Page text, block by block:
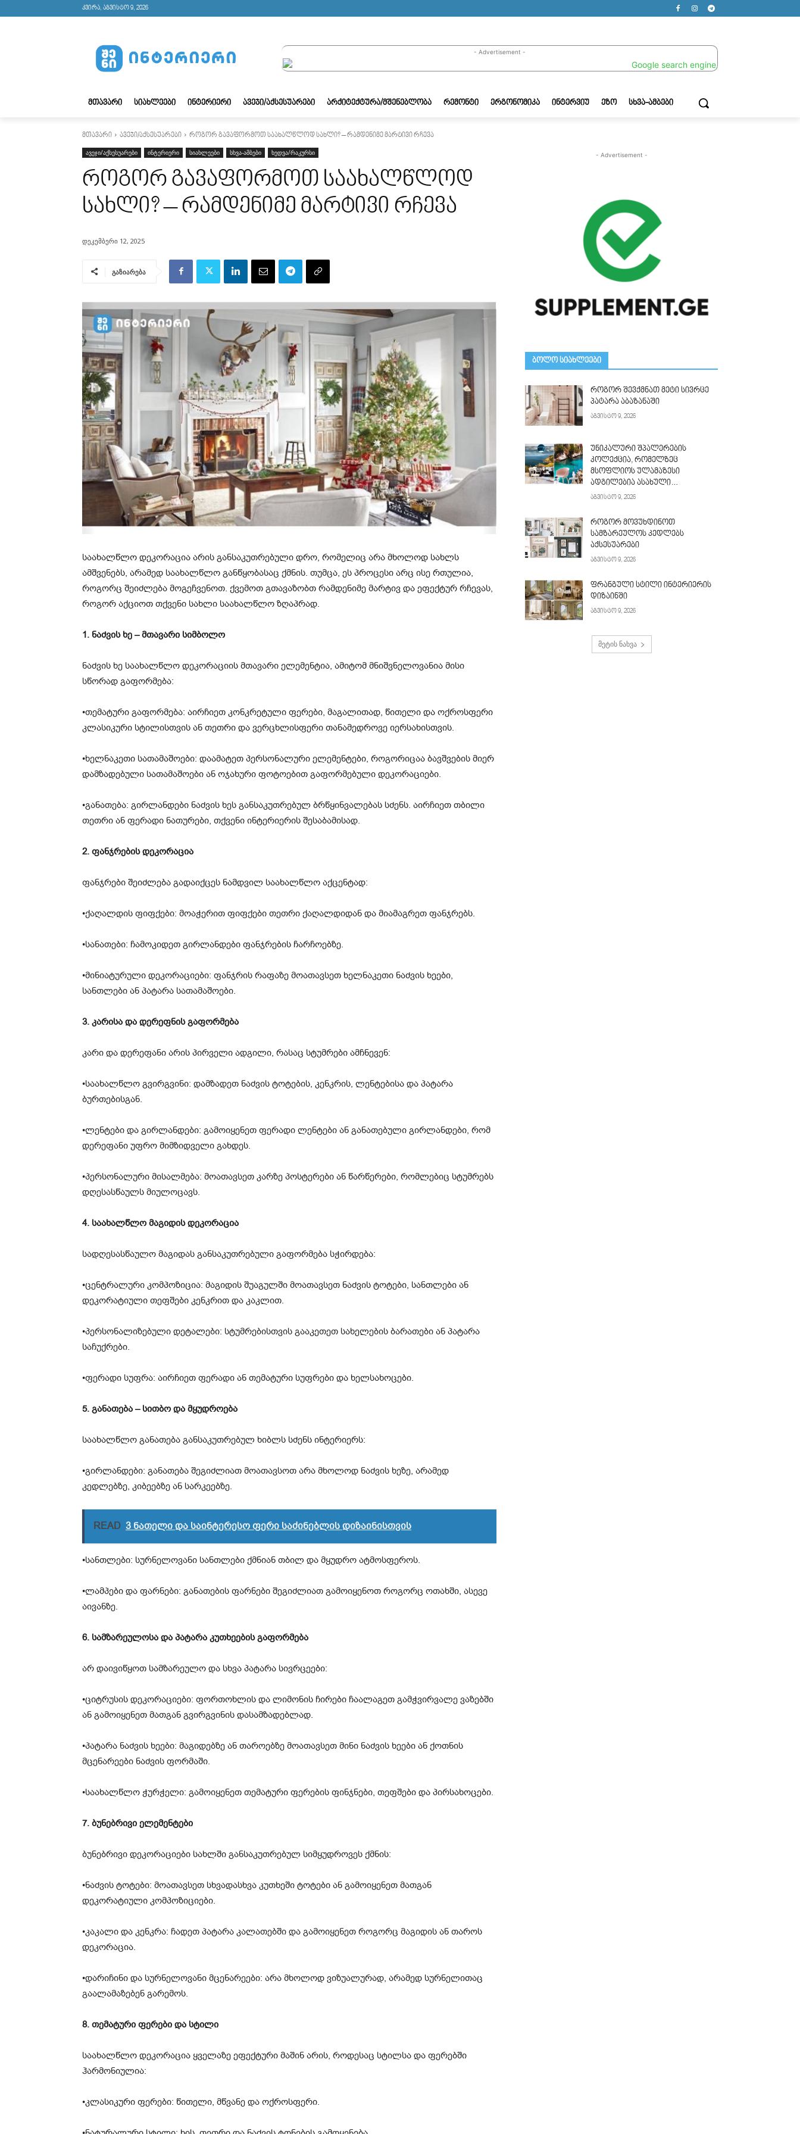
კვირა, აგვისტო 9, 2026
- Advertisement -
ᲛᲗᲐᲕᲐᲠᲘ ᲡᲘᲐᲮᲚᲔᲔᲑᲘ ᲘᲜᲢᲔᲠᲘᲔᲠᲘ ᲐᲕᲔᲯᲘ/ᲐᲥᲡᲔᲡᲣᲐᲠᲔᲑᲘ ᲐᲠᲥᲘᲢᲔᲥᲢᲣᲠᲐ/ᲛᲨᲔᲜᲔᲑᲚᲝᲑᲐ ᲠᲔᲛᲝᲜᲢᲘ ᲔᲠᲒᲝᲜᲝᲛᲘᲙᲐ ᲘᲜᲢᲔᲠᲕᲘᲣ ᲔᲖᲝ ᲡᲮᲕᲐ-ᲐᲛᲑᲔᲑᲘ
მთავარი ავეჯი/აქსესუარები როგორ გავაფორმოთ საახალწლოდ სახლი? – რამდენიმე მარტივი რჩევა
ავეჯი/აქსესუარები ინტერიერი სიახლეები სხვა-ამბები ხედვა/რაკურსი
როგორ გავაფორმოთ საახალწლოდ
სახლი? – რამდენიმე მარტივი რჩევა
დეკემბერი 12, 2025
გაზიარება
საახალწლო დეკორაცია არის განსაკუთრებული დრო, რომელიც არა მხოლოდ სახლს
ამშვენებს, არამედ საახალწლო განწყობასაც ქმნის. თუმცა, ეს პროცესი არც ისე რთულია,
როგორც შეიძლება მოგეჩვენოთ. ქვემოთ გთავაზობთ რამდენიმე მარტივ და ეფექტურ რჩევას,
როგორ აქციოთ თქვენი სახლი საახალწლო ზღაპრად.
1. ნაძვის ხე – მთავარი სიმბოლო
ნაძვის ხე საახალწლო დეკორაციის მთავარი ელემენტია, ამიტომ მნიშვნელოვანია მისი
სწორად გაფორმება:
•თემატური გაფორმება: აირჩიეთ კონკრეტული ფერები, მაგალითად, წითელი და ოქროსფერი
კლასიკური სტილისთვის ან თეთრი და ვერცხლისფერი თანამედროვე იერსახისთვის.
•ხელნაკეთი სათამაშოები: დაამატეთ პერსონალური ელემენტები, როგორიცაა ბავშვების მიერ
დამზადებული სათამაშოები ან ოჯახური ფოტოებით გაფორმებული დეკორაციები.
•განათება: გირლანდები ნაძვის ხეს განსაკუთრებულ ბრწყინვალებას სძენს. აირჩიეთ თბილი
თეთრი ან ფერადი ნათურები, თქვენი ინტერიერის შესაბამისად.
2. ფანჯრების დეკორაცია
ფანჯრები შეიძლება გადაიქცეს ნამდვილ საახალწლო აქცენტად:
•ქაღალდის ფიფქები: მოაჭერით ფიფქები თეთრი ქაღალდიდან და მიამაგრეთ ფანჯრებს.
•სანათები: ჩამოკიდეთ გირლანდები ფანჯრების ჩარჩოებზე.
•მინიატურული დეკორაციები: ფანჯრის რაფაზე მოათავსეთ ხელნაკეთი ნაძვის ხეები,
სანთლები ან პატარა სათამაშოები.
3. კარისა და დერეფნის გაფორმება
კარი და დერეფანი არის პირველი ადგილი, რასაც სტუმრები ამჩნევენ:
•საახალწლო გვირგვინი: დამზადეთ ნაძვის ტოტების, კენკრის, ლენტებისა და პატარა
ბურთებისგან.
•ლენტები და გირლანდები: გამოიყენეთ ფერადი ლენტები ან განათებული გირლანდები, რომ
დერეფანი უფრო მიმზიდველი გახდეს.
•პერსონალური მისალმება: მოათავსეთ კარზე პოსტერები ან წარწერები, რომლებიც სტუმრებს
დღესასწაულს მიულოცავს.
4. საახალწლო მაგიდის დეკორაცია
სადღესასწაულო მაგიდას განსაკუთრებული გაფორმება სჭირდება:
•ცენტრალური კომპოზიცია: მაგიდის შუაგულში მოათავსეთ ნაძვის ტოტები, სანთლები ან
დეკორატიული თეფშები კენკრით და კაკლით.
•პერსონალიზებული დეტალები: სტუმრებისთვის გააკეთეთ სახელების ბარათები ან პატარა
საჩუქრები.
•ფერადი სუფრა: აირჩიეთ ფერადი ან თემატური სუფრები და ხელსახოცები.
5. განათება – სითბო და მყუდროება
საახალწლო განათება განსაკუთრებულ ხიბლს სძენს ინტერიერს:
•გირლანდები: განათება შეგიძლიათ მოათავსოთ არა მხოლოდ ნაძვის ხეზე, არამედ
კედლებზე, კიბეებზე ან სარკეებზე.
READ 3 ნათელი და საინტერესო ფერი საძინებლის დიზაინისთვის
•სანთლები: სურნელოვანი სანთლები ქმნიან თბილ და მყუდრო ატმოსფეროს.
•ლამპები და ფარნები: განათების ფარნები შეგიძლიათ გამოიყენოთ როგორც ოთახში, ასევე
აივანზე.
6. სამზარეულოსა და პატარა კუთხეების გაფორმება
არ დაივიწყოთ სამზარეულო და სხვა პატარა სივრცეები:
•ციტრუსის დეკორაციები: ფორთოხლის და ლიმონის ჩირები ჩაალაგეთ გამჭვირვალე ვაზებში
ან გამოიყენეთ მათგან გვირგვინის დასამზადებლად.
•პატარა ნაძვის ხეები: მაგიდებზე ან თაროებზე მოათავსეთ მინი ნაძვის ხეები ან ქოთნის
მცენარეები ნაძვის ფორმაში.
•საახალწლო ჭურჭელი: გამოიყენეთ თემატური ფერების ფინჯნები, თეფშები და პირსახოცები.
7. ბუნებრივი ელემენტები
ბუნებრივი დეკორაციები სახლში განსაკუთრებულ სიმყუდროვეს ქმნის:
•ნაძვის ტოტები: მოათავსეთ სხვადასხვა კუთხეში ტოტები ან გამოიყენეთ მათგან
დეკორატიული კომპოზიციები.
•კაკალი და კენკრა: ჩადეთ პატარა კალათებში და გამოიყენეთ როგორც მაგიდის ან თაროს
დეკორაცია.
•დარიჩინი და სურნელოვანი მცენარეები: არა მხოლოდ ვიზუალურად, არამედ სურნელითაც
გაალამაზებენ გარემოს.
8. თემატური ფერები და სტილი
საახალწლო დეკორაცია ყველაზე ეფექტური მაშინ არის, როდესაც სტილსა და ფერებში
ჰარმონიულია:
•კლასიკური ფერები: წითელი, მწვანე და ოქროსფერი.
- Advertisement -
ᲑᲝᲚᲝ ᲡᲘᲐᲮᲚᲔᲔᲑᲘ
როგორ შევქმნათ მეტი სივრცე
პატარა აბაზანაში
აგვისტო 9, 2026
უნიკალური შპალერების
კოლექცია, რომელზეც
მსოფლიოს ულამაზესი
ადგილებია ასახული…
აგვისტო 9, 2026
როგორ მოვუხდინოთ
სამზარეულოს კედლებს
აქსესუარები
აგვისტო 9, 2026
ფრანგული სტილი ინტერიერის
დიზაინში
აგვისტო 9, 2026
მეტის ნახვა